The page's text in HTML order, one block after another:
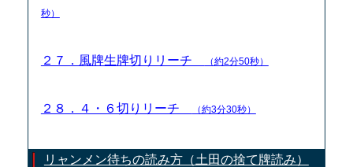
秒）
２７．風牌生牌切りリーチ （約2分50秒）
２８．４・６切りリーチ （約3分30秒）
リャンメン待ちの読み方（土田の捨て牌読み）